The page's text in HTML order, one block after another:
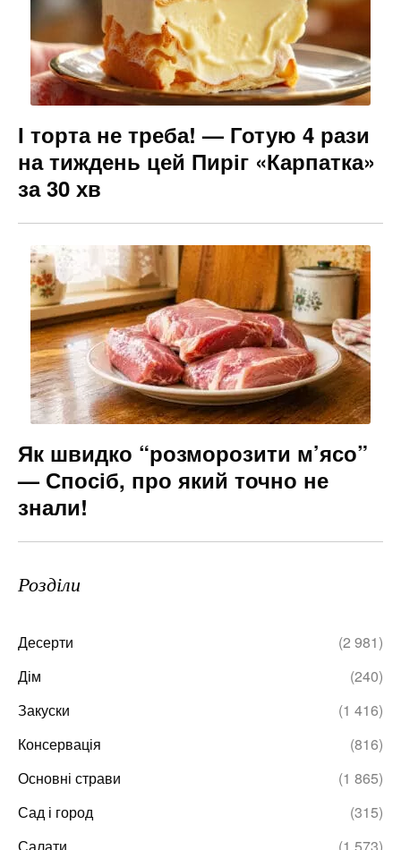
І торта не треба! — Готую 4 рази
на тиждень цей Пиріг «Карпатка»
за 30 хв
Як швидко “розморозити м’ясо”
— Спосіб, про який точно не
знали!
Розділи
Десерти
(2 981)
Дім
(240)
Закуски
(1 416)
Консервація
(816)
Основні страви
(1 865)
Сад і город
(315)
Салати
(1 573)